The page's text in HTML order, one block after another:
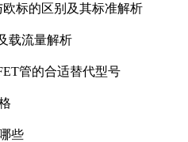
欧标的区别及其标准解析
载流量解析
管的合适替代型号
些